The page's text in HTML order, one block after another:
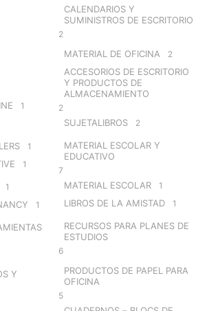
1
1
1
1
1
Y
CALENDARIOS Y
SUMINISTROS DE ESCRITORIO
2
MATERIAL DE OFICINA 2
ACCESORIOS DE ESCRITORIO
Y PRODUCTOS DE
ALMACENAMIENTO
2
SUJETALIBROS 2
MATERIAL ESCOLAR Y
EDUCATIVO
7
MATERIAL ESCOLAR 1
LIBROS DE LA AMISTAD 1
RECURSOS PARA PLANES DE
ESTUDIOS
6
PRODUCTOS DE PAPEL PARA
OFICINA
5